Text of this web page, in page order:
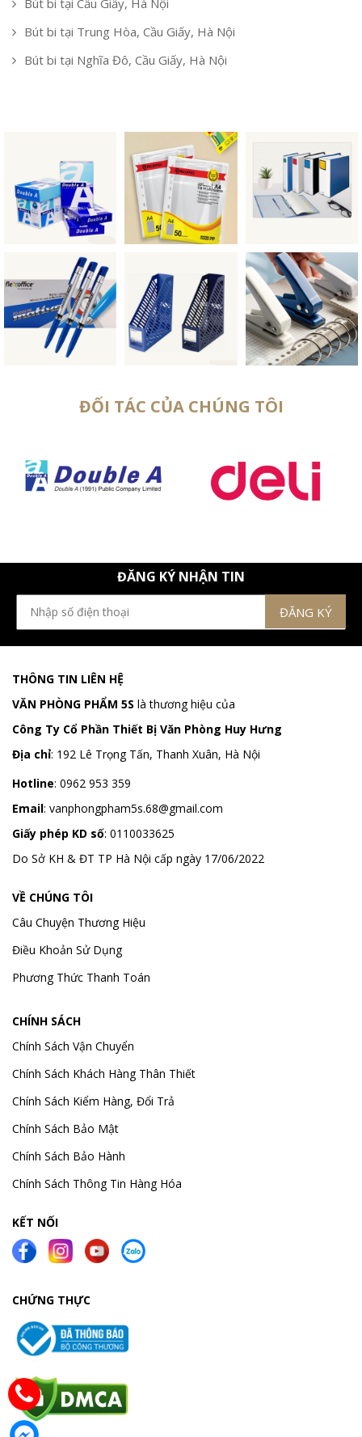
Bút bi tại Cầu Giấy, Hà Nội
Bút bi tại Trung Hòa, Cầu Giấy, Hà Nội
Bút bi tại Nghĩa Đô, Cầu Giấy, Hà Nội
ĐỐI TÁC CỦA CHÚNG TÔI
ĐĂNG KÝ NHẬN TIN
THÔNG TIN LIÊN HỆ
VĂN PHÒNG PHẨM 5S là thương hiệu của
Công Ty Cổ Phần Thiết Bị Văn Phòng Huy Hưng
Địa chỉ: 192 Lê Trọng Tấn, Thanh Xuân, Hà Nội
Hotline: 0962 953 359
Email: vanphongpham5s.68@gmail.com
Giấy phép KD số: 0110033625
Do Sở KH & ĐT TP Hà Nội cấp ngày 17/06/2022
VỀ CHÚNG TÔI
Câu Chuyện Thương Hiệu
Điều Khoản Sử Dụng
Phương Thức Thanh Toán
CHÍNH SÁCH
Chính Sách Vận Chuyển
Chính Sách Khách Hàng Thân Thiết
Chính Sách Kiểm Hàng, Đổi Trả
Chính Sách Bảo Mật
Chính Sách Bảo Hành
Chính Sách Thông Tin Hàng Hóa
KẾT NỐI
CHỨNG THỰC